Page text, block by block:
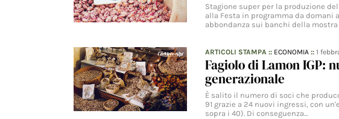
Stagione super per la produzione
alla Festa in programma da domani
abbondanza sui banchi della
ARTICOLI STAMPA :: ECONOMIA ::1
Fagiolo di Lamon IGP:
generazionale
È salito il numero di soci che
91 grazie a 24 nuovi ingressi, con
sopra i 40). Di conseguenza…